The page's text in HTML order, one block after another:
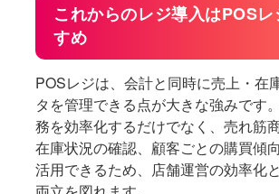
これからのレジ導入はPOS
すめ
POSレジは、会計と同時に売上・在
タを管理できる点が大きな強みです
務を効率化するだけでなく、売れ筋
在庫状況の確認、顧客ごとの購買傾
活用できるため、店舗運営の効率化